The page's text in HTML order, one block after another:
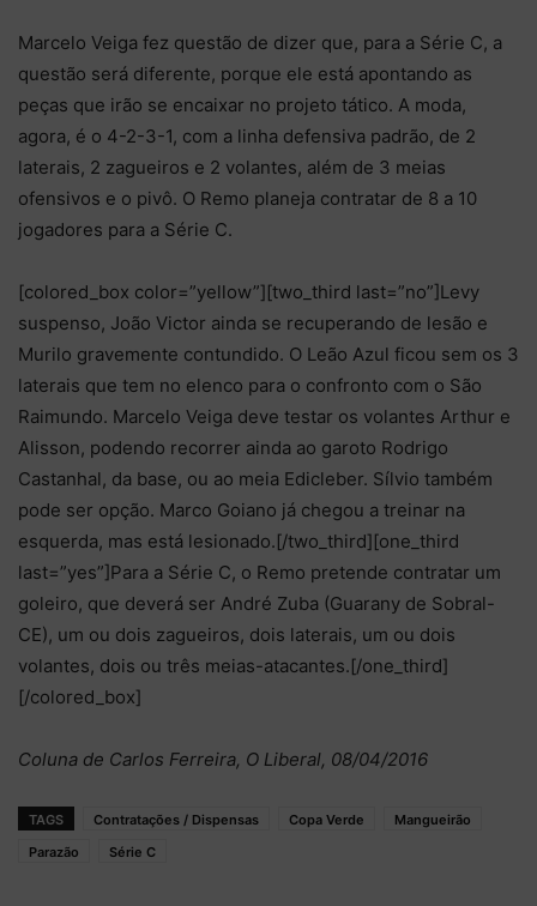
Marcelo Veiga fez questão de dizer que, para a Série C, a
questão será diferente, porque ele está apontando as
peças que irão se encaixar no projeto tático. A moda,
agora, é o 4-2-3-1, com a linha defensiva padrão, de 2
laterais, 2 zagueiros e 2 volantes, além de 3 meias
ofensivos e o pivô. O Remo planeja contratar de 8 a 10
jogadores para a Série C.
[colored_box color=”yellow”][two_third last=”no”]Levy
suspenso, João Victor ainda se recuperando de lesão e
Murilo gravemente contundido. O Leão Azul ficou sem os 3
laterais que tem no elenco para o confronto com o São
Raimundo. Marcelo Veiga deve testar os volantes Arthur e
Alisson, podendo recorrer ainda ao garoto Rodrigo
Castanhal, da base, ou ao meia Edicleber. Sílvio também
pode ser opção. Marco Goiano já chegou a treinar na
esquerda, mas está lesionado.[/two_third][one_third
last=”yes”]Para a Série C, o Remo pretende contratar um
goleiro, que deverá ser André Zuba (Guarany de Sobral-
CE), um ou dois zagueiros, dois laterais, um ou dois
volantes, dois ou três meias-atacantes.[/one_third]
[/colored_box]
Coluna de Carlos Ferreira, O Liberal, 08/04/2016
TAGS Contratações / Dispensas Copa Verde
Mangueirão
Parazão
Série C